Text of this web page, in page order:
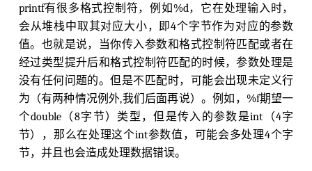
printf有很多格式控制符，例如%d，它在处理输入时，
会从堆栈中取其对应大小，即4个字节作为对应的参数
值。也就是说，当你传入参数和格式控制符匹配或者在
经过类型提升后和格式控制符匹配的时候，参数处理是
没有任何问题的。但是不匹配时，可能会出现未定义行
为（有两种情况例外,我们后面再说）。例如，%f期望一
个double（8字节）类型，但是传入的参数是int（4字
节），那么在处理这个int参数值，可能会多处理4个字
节，并且也会造成处理数据错误。